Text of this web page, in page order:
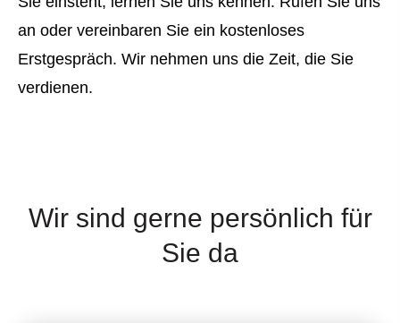
an oder vereinbaren Sie ein kostenloses
Erstgespräch. Wir nehmen uns die Zeit, die Sie
verdienen.
Wir sind gerne persönlich für
Sie da